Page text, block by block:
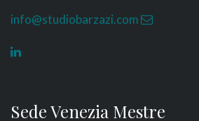
info@studiobarzazi.com
Sede Venezia Mestre